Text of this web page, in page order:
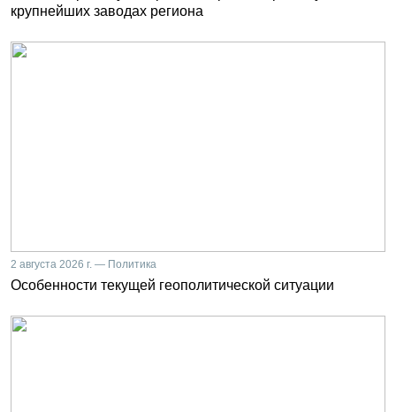
крупнейших заводах региона
2 августа 2026 г. — Политика
Особенности текущей геополитической ситуации